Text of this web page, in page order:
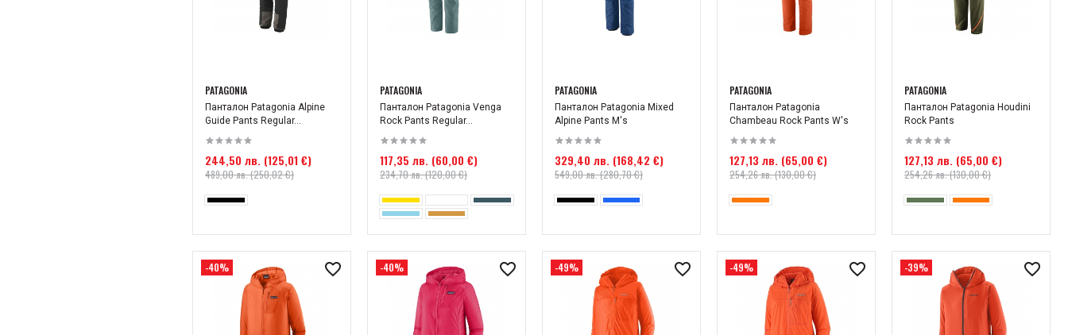
PATAGONIA
Панталон Patagonia Alpine
Guide Pants Regular...
244,50 лв. (125,01 €)
489,00 лв. (250,02 €)
PATAGONIA
Панталон Patagonia Venga
Rock Pants Regular...
117,35 лв. (60,00 €)
234,70 лв. (120,00 €)
PATAGONIA
Панталон Patagonia Mixed
Alpine Pants M's
329,40 лв. (168,42 €)
549,00 лв. (280,70 €)
PATAGONIA
Панталон Patagonia
Chambeau Rock Pants W's
127,13 лв. (65,00 €)
254,26 лв. (130,00 €)
PATAGONIA
Панталон Patagonia Houdini
Rock Pants
127,13 лв. (65,00 €)
254,26 лв. (130,00 €)
-40% -40% -49% -49% -39%